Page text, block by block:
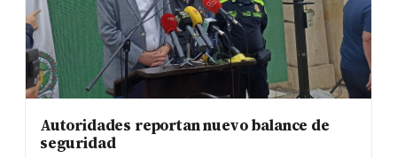
Autoridades reportan nuevo balance de
seguridad